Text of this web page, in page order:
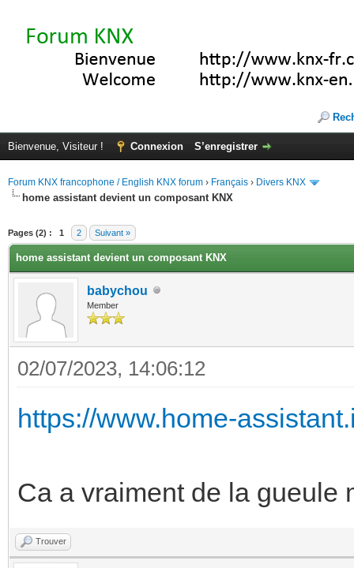
Bienvenue, Visiteur ! Connexion S’enregistrer
Forum KNX francophone / English KNX forum › Français › Divers KNX
home assistant devient un composant KNX
Pages (2) : 1 2 Suivant »
home assistant devient un composant KNX
babychou
Member
02/07/2023, 14:06:12
https://www.home-
Ca a vraiment de la gueule
Trouver